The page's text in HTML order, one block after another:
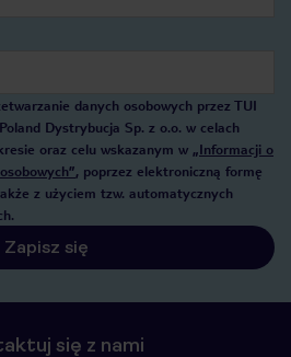
danych osobowych przez TUI
Dystrybucja Sp. z o.o. w celach
oraz celu wskazanym w „Informacji o
, poprzez elektroniczną formę
z użyciem tzw. automatycznych
Zapisz się
się z nami